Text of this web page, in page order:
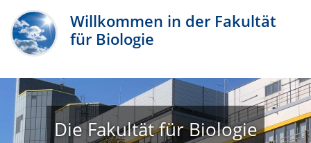
Willkommen in der Fakultät
für Biologie
Die Fakultät für Biologie